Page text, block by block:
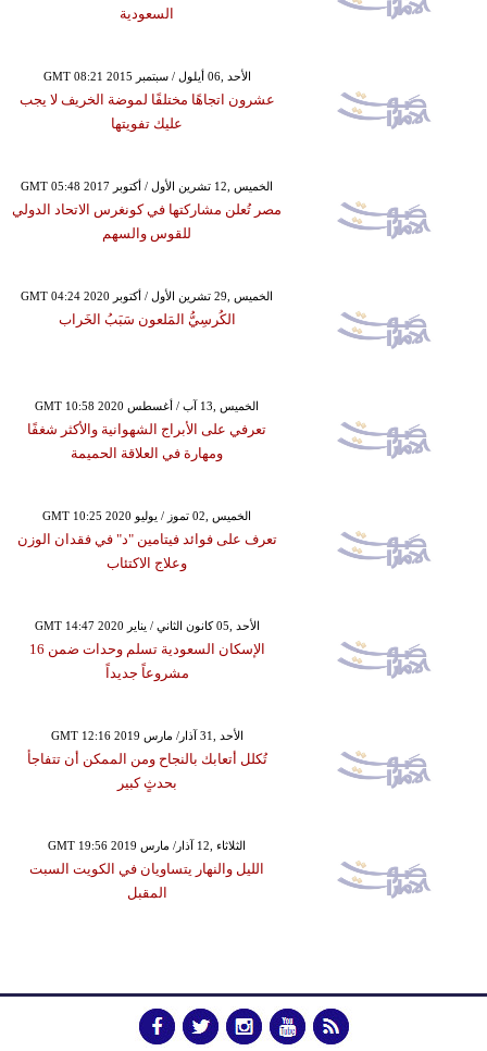
السعودية
GMT 08:21 2015 الأحد ,06 أيلول / سبتمبر
عشرون اتجاهًا مختلفًا لموضة الخريف لا يجب
عليك تفويتها
GMT 05:48 2017 الخميس ,12 تشرين الأول / أكتوبر
مصر تُعلن مشاركتها في كونغرس الاتحاد الدولي
للقوس والسهم
GMT 04:24 2020 الخميس ,29 تشرين الأول / أكتوبر
الكُرسِيُّ المَلعون سَبَبُ الخَراب
GMT 10:58 2020 الخميس ,13 آب / أغسطس
تعرفي على الأبراج الشهوانية والأكثر شغفًا
ومهارة في العلاقة الحميمة
GMT 10:25 2020 الخميس ,02 تموز / يوليو
تعرف على فوائد فيتامين "د" في فقدان الوزن
وعلاج الاكتئاب
GMT 14:47 2020 الأحد ,05 كانون الثاني / يناير
الإسكان السعودية تسلم وحدات ضمن 16
مشروعاً جديداً
GMT 12:16 2019 الأحد ,31 آذار/ مارس
تُكلل أتعابك بالنجاح ومن الممكن أن تتفاجأ
بحدثٍ كبير
GMT 19:56 2019 الثلاثاء ,12 آذار/ مارس
الليل والنهار يتساويان في الكويت السبت
المقبل